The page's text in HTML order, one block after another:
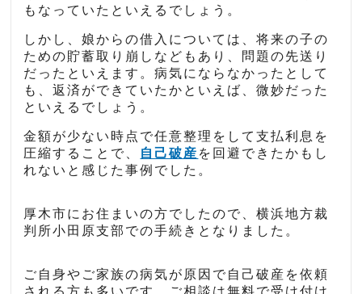
もなっていたといえるでしょう。
しかし、娘からの借入については、将来の子の
ための貯蓄取り崩しなどもあり、問題の先送り
だったといえます。病気にならなかったとして
も、返済ができていたかといえば、微妙だった
といえるでしょう。
金額が少ない時点で任意整理をして支払利息を
圧縮することで、 自己破産 を回避できたかもし
れないと感じた事例でした。
厚木市にお住まいの方でしたので、横浜地方裁
判所小田原支部での手続きとなりました。
ご自身やご家族の病気が原因で自己破産を依頼
される方も多いです。ご相談は無料で受け付け